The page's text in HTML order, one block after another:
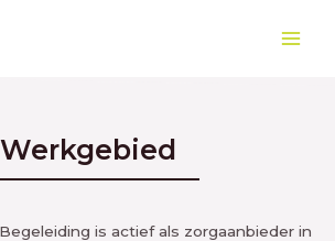
Werkgebied
is actief als zorgaanbieder in